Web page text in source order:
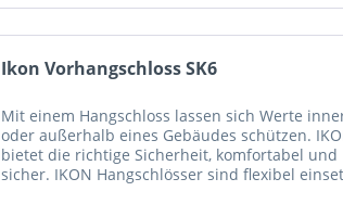
Ikon Vorhangschloss SK6
Mit einem Hangschloss lassen sich Werte
oder außerhalb eines Gebäudes schützen.
bietet die richtige Sicherheit, komfortabel und
sicher. IKON Hangschlösser sind flexibel